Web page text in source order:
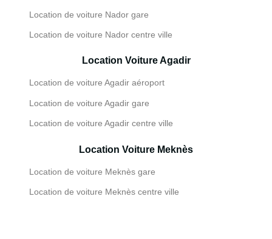
Location de voiture Nador gare
Location de voiture Nador centre ville
Location Voiture Agadir
Location de voiture Agadir aéroport
Location de voiture Agadir gare
Location de voiture Agadir centre ville
Location Voiture Meknès
Location de voiture Meknès gare
Location de voiture Meknès centre ville